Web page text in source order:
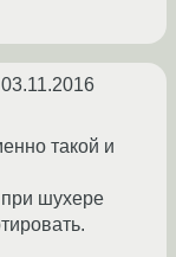
03.11.2016
такой и
шухере